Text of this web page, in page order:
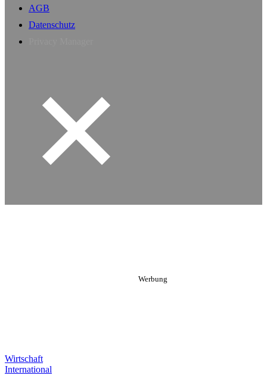
AGB
Datenschutz
Wirtschaft
International